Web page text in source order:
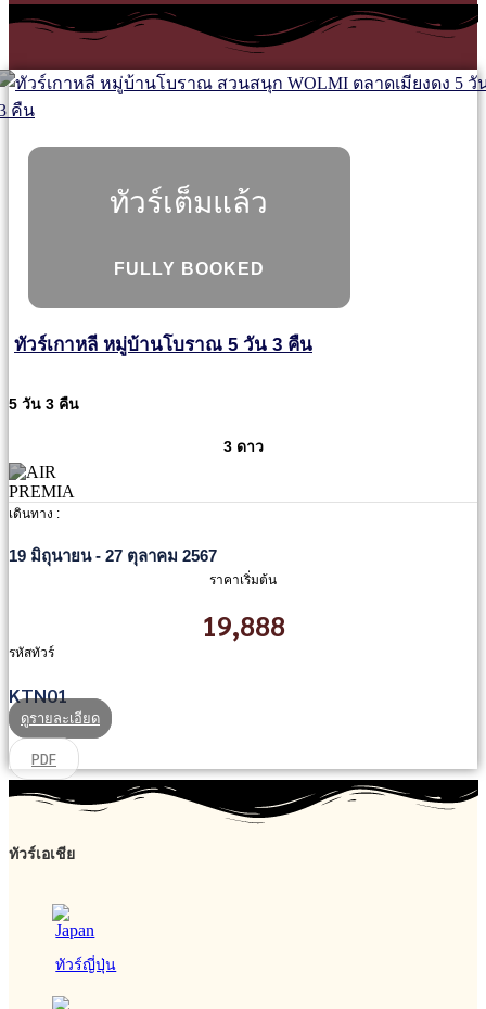
ทัวร์เต็มแล้ว
FULLY BOOKED
ทัวร์เกาหลี หมู่บ้านโบราณ 5 วัน 3 คืน
5 วัน 3 คืน
3 ดาว
เดินทาง :
19 มิถุนายน - 27 ตุลาคม 2567
ราคาเริ่มต้น
19,888
รหัสทัวร์
KTN01
ดูรายละเอียด
PDF
ทัวร์เอเชีย
ทัวร์ญี่ปุ่น